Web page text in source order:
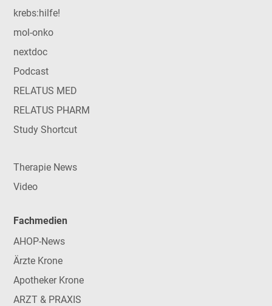
krebs:hilfe!
mol-onko
nextdoc
Podcast
RELATUS MED
RELATUS PHARM
Study Shortcut
Therapie News
Video
Fachmedien
AHOP-News
Ärzte Krone
Apotheker Krone
ARZT & PRAXIS